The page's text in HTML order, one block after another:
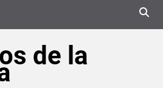
de la